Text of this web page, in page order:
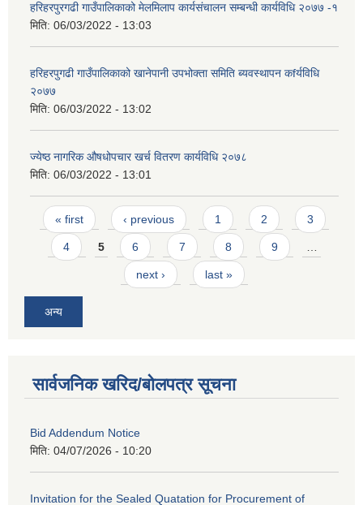
हरिहरपुरगढी गाउँपालिकाको मेलमिलाप कार्यसंचालन सम्बन्धी कार्यविधि २०७७ -१
मिति: 06/03/2022 - 13:03
हरिहरपुगढी गाउँपालिकाको खानेपानी उपभोक्ता समिति ब्यवस्थापन कfर्यविधि
२०७७
मिति: 06/03/2022 - 13:02
ज्येष्ठ नागरिक ‌औषधोपचार खर्च वितरण कार्यविधि २०७८
मिति: 06/03/2022 - 13:01
Pages
« first ‹ previous 1 2 3
4 5 6 7 8 9
next › last »
अन्य
सार्वजनिक खरिद/बोलपत्र सूचना
Bid Addendum Notice
मिति: 04/07/2026 - 10:20
Invitation for the Sealed Quatation for Procurement of